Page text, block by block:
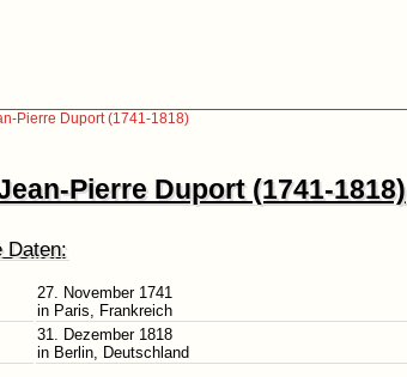
Pierre Duport (1741-1818)
Pierre Duport (1741-1818)
Daten:
27. November 1741
in Paris, Frankreich
31. Dezember 1818
in Berlin, Deutschland